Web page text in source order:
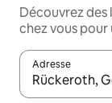
Découvrez des
chez vous pour
Adresse
Lorsque les